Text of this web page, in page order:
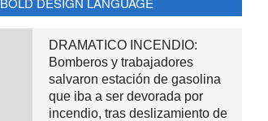
DRAMATICO INCENDIO:
Bomberos y trabajadores
salvaron estación de gasolina
que iba a ser devorada por
incendio, tras deslizamiento de